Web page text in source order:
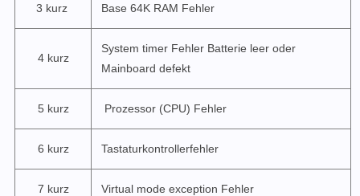
3 kurz Base 64K RAM Fehler
4 kurz
System timer Fehler Batterie leer oder
Mainboard defekt
5 kurz Prozessor (CPU) Fehler
6 kurz Tastaturkontrollerfehler
7 kurz Virtual mode exception Fehler